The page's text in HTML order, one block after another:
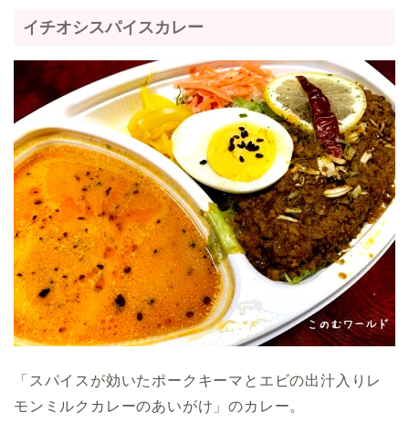
イチオシスパイスカレー
「スパイスが効いたポークキーマとエビの出汁入りレ
モンミルクカレーのあいがけ」のカレー。